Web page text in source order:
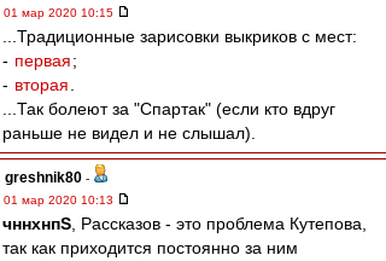
01 мар 2020 10:15
...Традиционные зарисовки выкриков с мест:
- первая;
- вторая
...Так болеют за "Спартак" (если кто вдруг
раньше не видел и не слышал).
greshnik80 -
01 мар 2020 10:13
чннхнпS , Рассказов - это проблема Кутепова,
так как приходится постоянно за ним